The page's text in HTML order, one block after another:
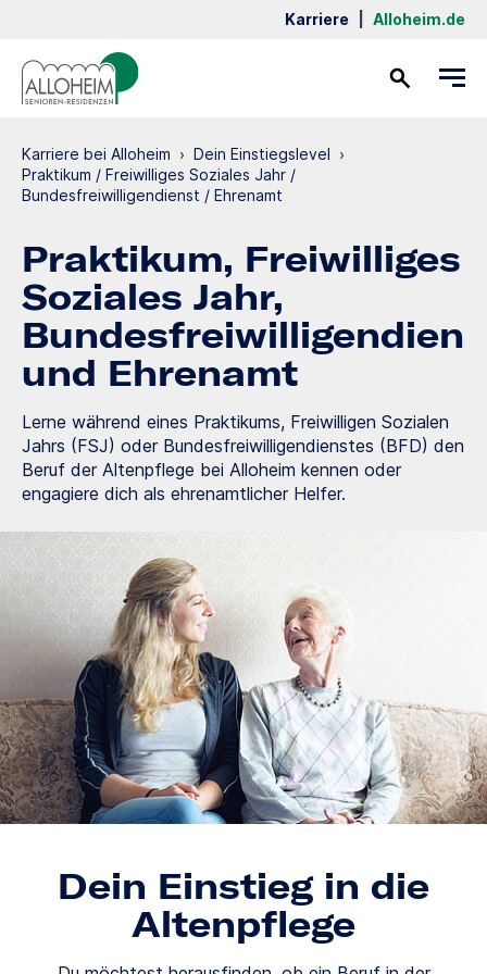
Karriere Alloheim.de
Karriere bei Alloheim › Dein Einstiegslevel ›
Praktikum / Freiwilliges Soziales Jahr /
Bundesfreiwilligendienst / Ehrenamt
Praktikum, Freiwilliges
Soziales Jahr,
und Ehrenamt
Lerne während eines Praktikums, Freiwilligen Sozialen
Jahrs (FSJ) oder Bundesfreiwilligendienstes (BFD) den
Beruf der Altenpflege bei Alloheim kennen oder
engagiere dich als ehrenamtlicher Helfer.
Dein Einstieg in die
Altenpflege